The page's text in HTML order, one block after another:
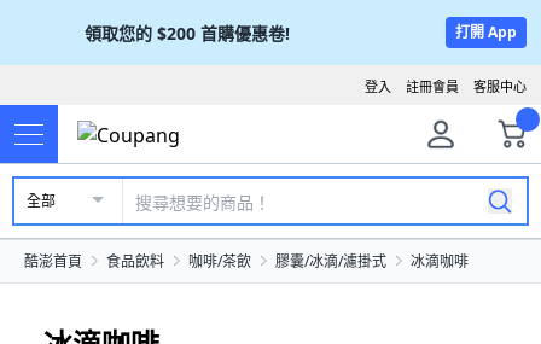
領取您的 $200 首購優惠卷! 打開 App
客服中心
註冊會員
登入
全部
酷澎首頁 食品飲料 咖啡/茶飲 膠囊/冰滴/濾掛式 冰滴咖啡